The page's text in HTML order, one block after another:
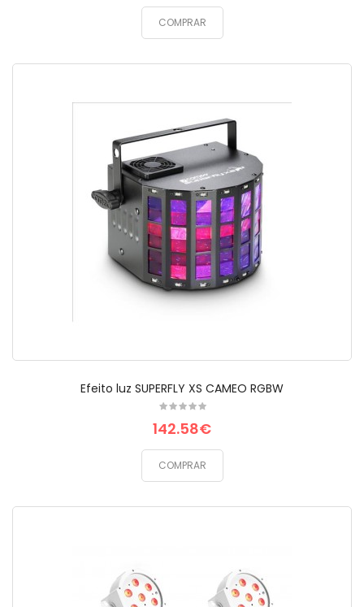
COMPRAR
Efeito luz SUPERFLY XS CAMEO RGBW
142.58€
COMPRAR